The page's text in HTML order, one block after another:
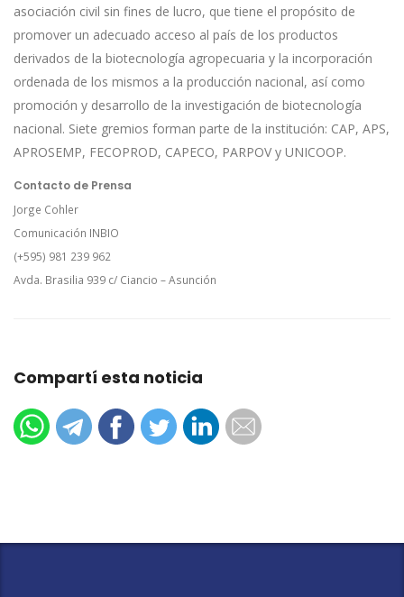
asociación civil sin fines de lucro, que tiene el propósito de
promover un adecuado acceso al país de los productos
derivados de la biotecnología agropecuaria y la incorporación
ordenada de los mismos a la producción nacional, así como
promoción y desarrollo de la investigación de biotecnología
nacional. Siete gremios forman parte de la institución: CAP, APS,
APROSEMP, FECOPROD, CAPECO, PARPOV y UNICOOP.
Contacto de Prensa
Jorge Cohler
Comunicación INBIO
(+595) 981 239 962
Avda. Brasilia 939 c/ Ciancio – Asunción
Compartí esta noticia